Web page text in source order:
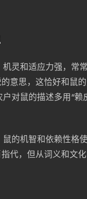
灵和适应力强，常
意思，这恰好和鼠
对鼠的描述多用“
的机智和依赖性格
代，但从词义和文